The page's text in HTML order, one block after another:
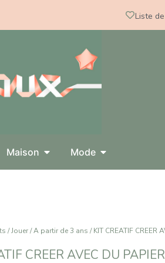
Liste
Maison Mode
/Jouer/A partir de 3 ans / KIT CREATIF CREER
CREER AVEC DU PAPIER